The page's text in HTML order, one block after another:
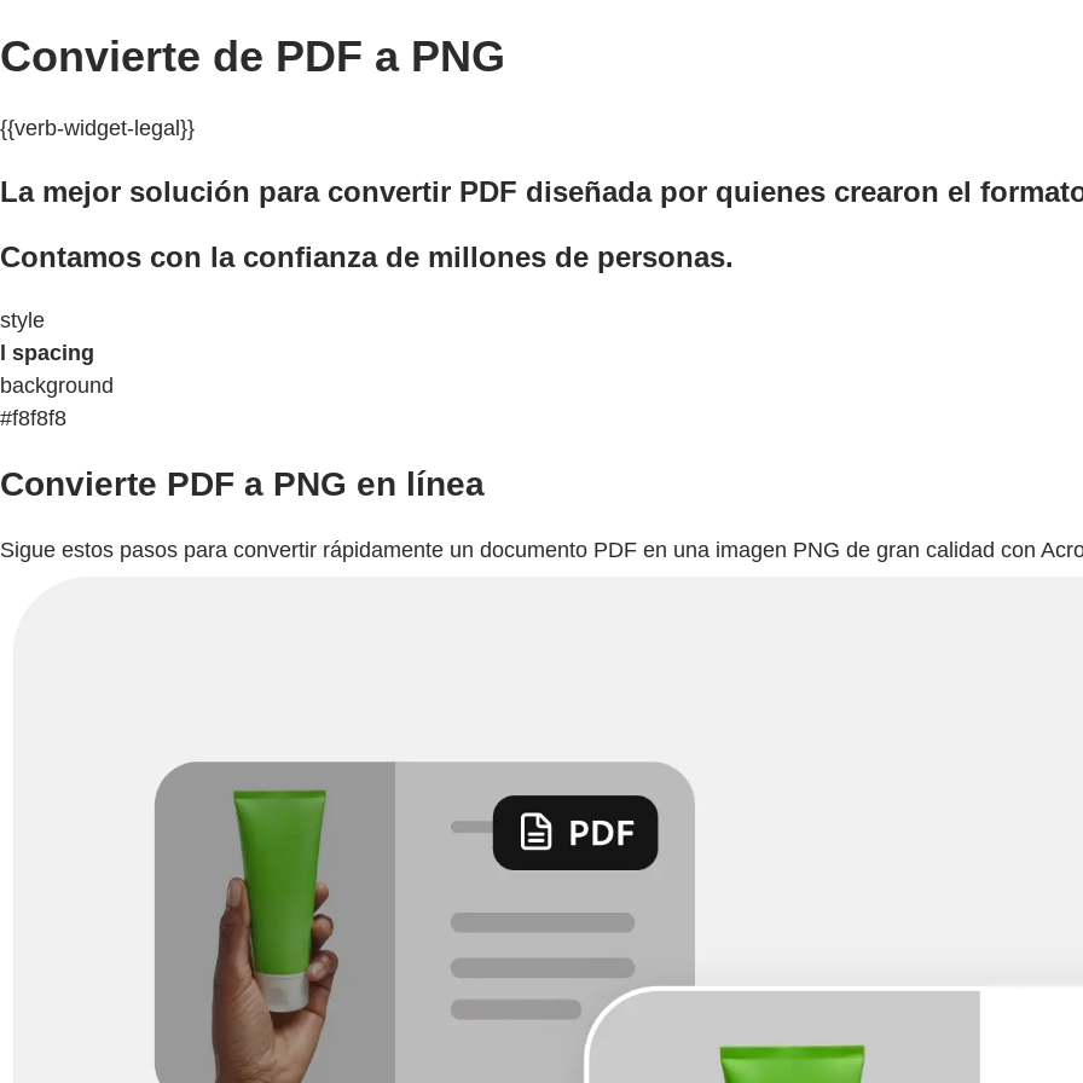
Convierte de PDF a PNG
{{verb-widget-legal}}
La mejor solución para convertir PDF diseñada por quienes crearon el
Contamos con la confianza de millones de personas.
style
l spacing
background
#f8f8f8
Convierte PDF a PNG en línea
Sigue estos pasos para convertir rápidamente un documento PDF en una imagen PNG de gran calidad con